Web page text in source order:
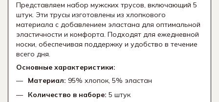
Представляем набор мужских трусов, включающий 5
штук. Эти трусы изготовлены из хлопкового
материала с добавлением эластана для оптимальной
эластичности и комфорта. Подходят для ежедневной
носки, обеспечивая поддержку и удобство в течение
всего дня.
Основные характеристики:
Материал: 95% хлопок, 5% эластан
Количество в наборе: 5 штук